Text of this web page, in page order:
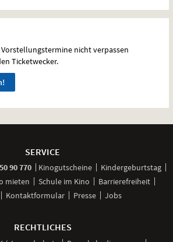
nicht verpassen
Ticketwecker.
SERVICE
90 770anrufen
Kinogutscheine
Kindergeburtstag
mieten Schule im Kino
Barrierefreiheit
Kontaktformular Presse Jobs
RECHTLICHES